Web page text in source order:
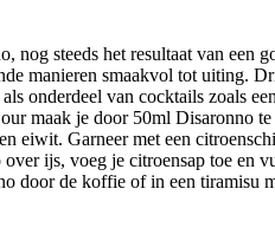
nog steeds het resultaat van een
manieren smaakvol tot uiting.
onderdeel van cocktails zoals
maak je door 50ml Disaronno
eiwit. Garneer met een
ijs, voeg je citroensap toe en
door de koffie of in een tiramisu